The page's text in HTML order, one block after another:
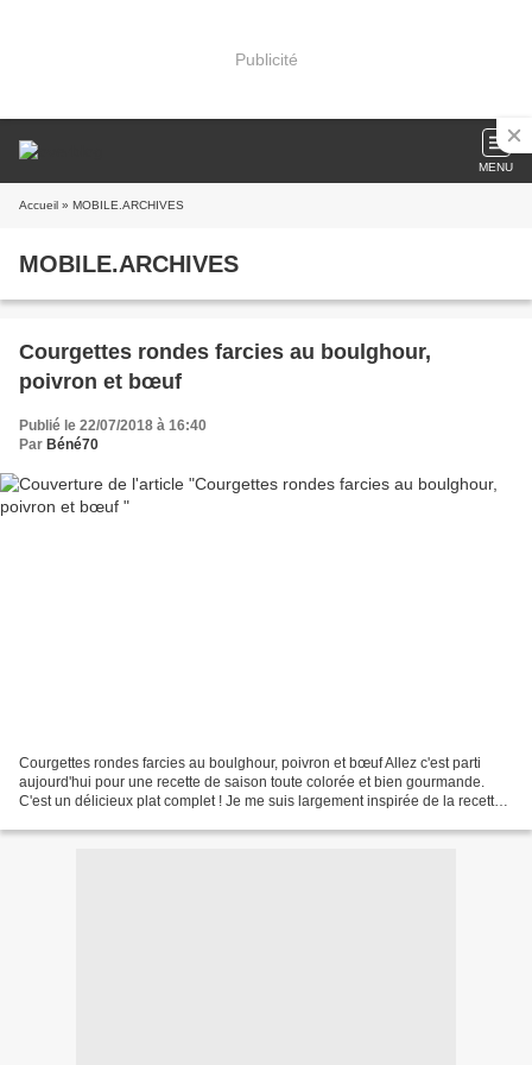
Publicité
MENU
Accueil » MOBILE.ARCHIVES
MOBILE.ARCHIVES
Courgettes rondes farcies au boulghour,
poivron et bœuf
Publié le 22/07/2018 à 16:40
Par Béné70
Courgettes rondes farcies au boulghour, poivron et bœuf Allez c'est parti
aujourd'hui pour une recette de saison toute colorée et bien gourmande.
C'est un délicieux plat complet ! Je me suis largement inspirée de la recette